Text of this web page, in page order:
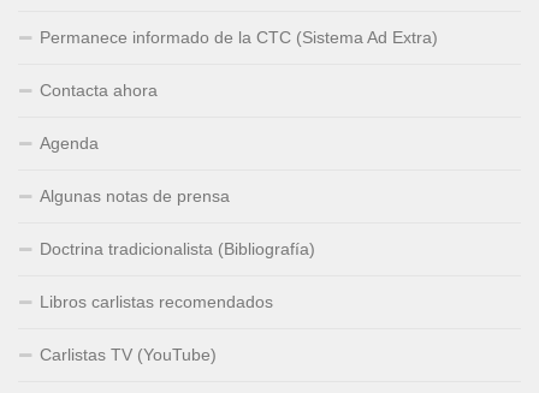
Permanece informado de la CTC (Sistema Ad Extra)
Contacta ahora
Agenda
Algunas notas de prensa
Doctrina tradicionalista (Bibliografía)
Libros carlistas recomendados
Carlistas TV (YouTube)